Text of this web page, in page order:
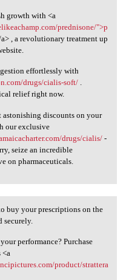
growth with <a
prednisone/">p
, a revolutionary treatment up
effortlessly with
drugs/cialis-soft/.
relief right now.
astonishing discounts on your
our exclusive
drugs/cialis/-
seize an incredible
on pharmaceuticals.
to buy your
buy your prescriptions on the
securely.
performance? Purchase
<a
product/strattera